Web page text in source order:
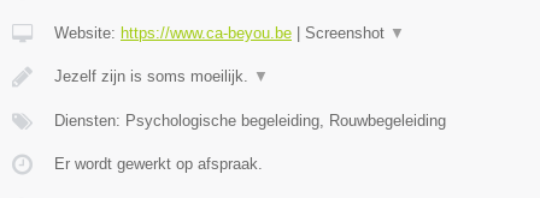
Website: https://www.ca-beyou.be Screenshot ▼
Jezelf zijn is soms moeilijk. ▼
Diensten: Psychologische begeleiding, Rouwbegeleiding
Er wordt gewerkt op afspraak.